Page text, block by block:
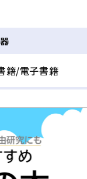
籍/電子書籍